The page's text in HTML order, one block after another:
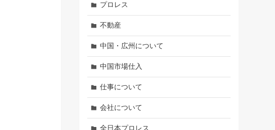
プロレス
不動産
中国・広州について
中国市場仕入
仕事について
会社について
全日本プロレス